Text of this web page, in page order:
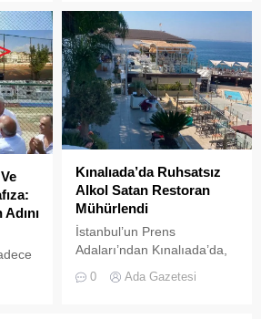
hareketlilik dikkat çekiyor.
Kınalıada’da Ruhsatsız
Alkol Satan Restoran
Mühürlendi
İstanbul’un Prens
Adaları’ndan Kınalıada’da,
bünyesinde faaliyet
0 Ada Gazetesi